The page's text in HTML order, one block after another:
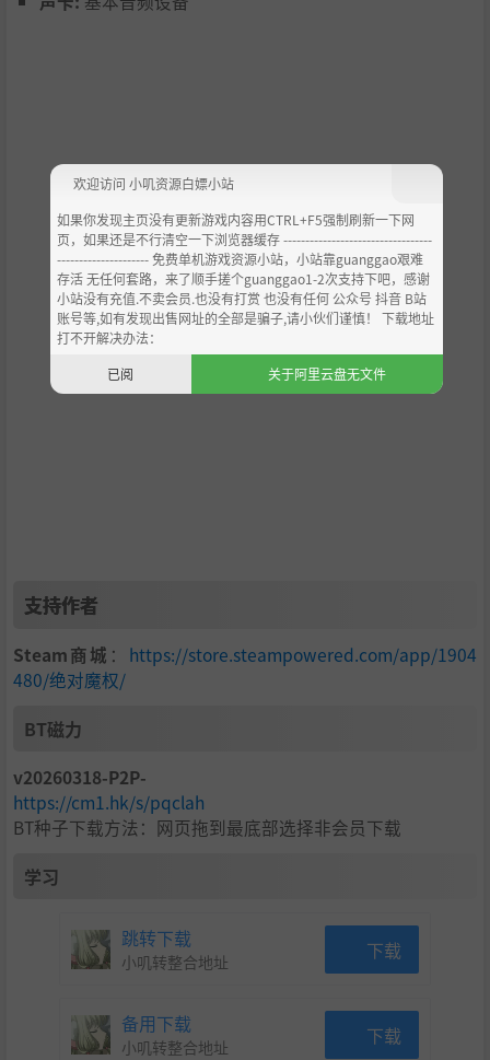
加兰德拉自耶尔德勒姆的阴影之中现身，展现出无人能挡的
战中有所欠缺，但卡尔强悍的力量和敏捷的思维足以弥补缺
陷，是反抗阿兹拉压迫的坚定盟友。
这场严峻考验之中，还会有两位神秘英雄加入阵列，共同展
开推翻太阳王的任务，他们分别是布罗姆和神秘莫测的西
德，前者是巫师界的天纵奇才，肩负着保护本族后裔的使
命；后者则是一位敏锐的游击兵，不断在破碎的灵魂之中苦
苦找寻答案。
方面的驾驭力与Supamonks顶尖的美术和动画制作能力合二
足，玩家可以尽情探索多条路径，面对难以预料的遭遇战，
不断刷新游戏体验。
支持作者
Steam商城 ： https://store.steampowered.com/app/1904
480/绝对魔权/
BT磁力
v20260318-P2P-
https://cm1.hk/s/pqclah
BT种子下载方法：网页拖到最底部选择非会员下载
学习
跳转下载
小叽转整合地址 下载
备用下载
小叽转整合地址 下载
欢迎访问 小叽资源白嫖小站
如果你发现主页没有更新游戏内容用CTRL+F5强制刷新一下网
页，如果还是不行清空一下浏览器缓存 ----------------------------------
--------------------- 免费单机游戏资源小站，小站靠guanggao艰难
存活 无任何套路，来了顺手搓个guanggao1-2次支持下吧，感谢
小站没有充值.不卖会员.也没有打赏 也没有任何 公众号 抖音 B站
账号等,如有发现出售网址的全部是骗子,请小伙们谨慎！ 下载地址
打不开解决办法：
已阅
关于阿里云盘无文件